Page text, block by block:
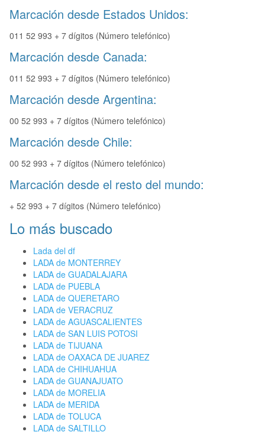
Marcación desde Estados Unidos:
011 52 993 + 7 dígitos (Número telefónico)
Marcación desde Canada:
011 52 993 + 7 dígitos (Número telefónico)
Marcación desde Argentina:
00 52 993 + 7 dígitos (Número telefónico)
Marcación desde Chile:
00 52 993 + 7 dígitos (Número telefónico)
Marcación desde el resto del mundo:
+ 52 993 + 7 dígitos (Número telefónico)
Lo más buscado
Lada del df
LADA de MONTERREY
LADA de GUADALAJARA
LADA de PUEBLA
LADA de QUERETARO
LADA de VERACRUZ
LADA de AGUASCALIENTES
LADA de SAN LUIS POTOSI
LADA de TIJUANA
LADA de OAXACA DE JUAREZ
LADA de CHIHUAHUA
LADA de GUANAJUATO
LADA de MORELIA
LADA de MERIDA
LADA de TOLUCA
LADA de SALTILLO